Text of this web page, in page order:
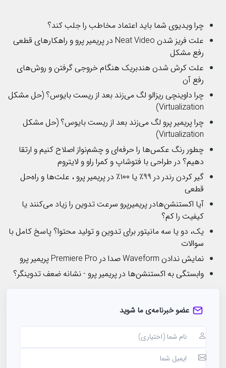
چرا ویدیوی شما باید اعتماد مخاطب را جلب کند؟
علت فریز شدن Neat Video در پریمیر پرو و راهکارهای قطعی
رفع مشکل
علت کرش شدن هندبریک هنگام خروجی گرفتن و روش‌های
رفع آن
چرا داوینچی ریزالو لگ می‌زند بعد از ریست بایوس؟ (حل مشکل
Virtualization)
چرا پریمیر پرو لگ می‌زند بعد از ریست بایوس؟ (حل مشکل
Virtualization)
چطور رنگ عکس‌ها را حرفه‌ای و چشم‌نواز اصلاح کنیم و ارتقا
دهیم؟ در طراحی با فتوشاپ و کمرا راو و لایتروم
گیر کردن رندر در ۹۹٪ یا ۱۰۰٪ در پریمیر پرو ، علت‌ها و راه‌حل
قطعی
آیا اکستنشن‌هادر پریمیرپرو سرعت تدوین را زیاد می‌کنند یا
کیفیت را کم؟
یک، دو یا سه مانیتور برای تدوین و تولید محتوا؟ پاسخ کامل با
سوالات
نمایش ندادن Waveform صدا در Premiere Pro پریمیر پرو
وابستگی به اکستنشن‌ها در پریمیر پرو - نشانه ضعف تدوینگر؟
عضو خبرنامه‌ی ما شوید